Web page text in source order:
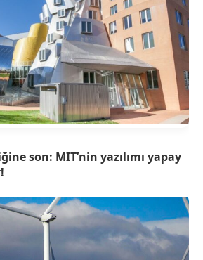
son: MIT’nin yazılımı yapay